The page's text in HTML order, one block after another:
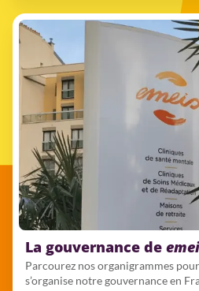
La gouvernance de
Parcourez nos organigrammes
s’organise notre gouvernance en